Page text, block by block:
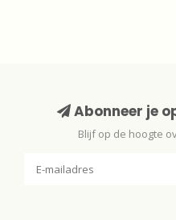
Abonneer je
Blijf op de hoogte